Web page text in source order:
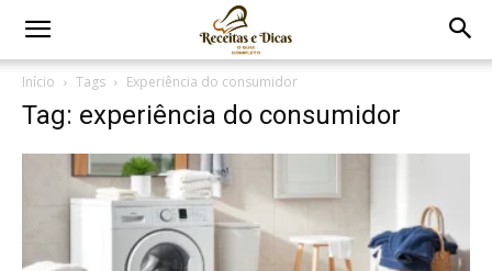
Início Tags Experiência do consumidor
Tag: experiência do consumidor